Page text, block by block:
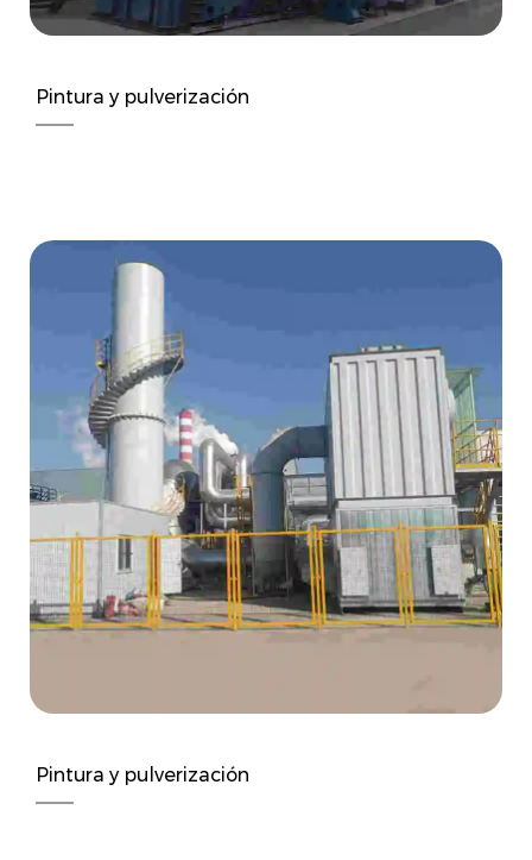
Pintura y pulverización
Pintura y pulverización